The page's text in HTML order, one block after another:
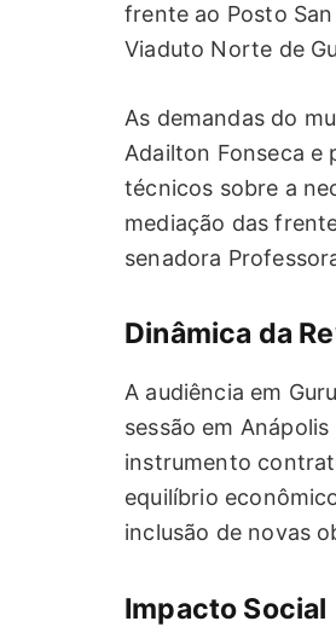
frente ao Posto
Viaduto Norte de
As demandas do
Adailton Fonseca e
técnicos sobre a
mediação das
senadora
Dinâmica da
A audiência em
sessão em
instrumento
equilíbrio
inclusão de novas
Impacto Social